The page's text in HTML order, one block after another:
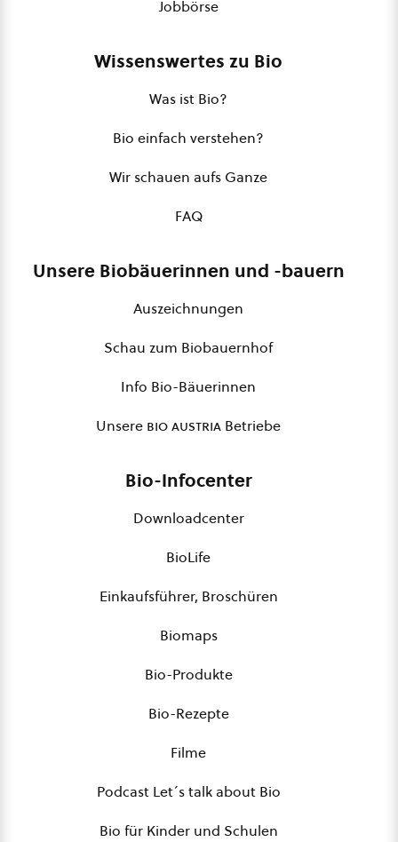
Jobbörse
Wissenswertes zu Bio
Was ist Bio?
Bio einfach verstehen?
Wir schauen aufs Ganze
FAQ
Unsere Biobäuerinnen und -bauern
Auszeichnungen
Schau zum Biobauernhof
Info Bio-Bäuerinnen
Unsere bio austria Betriebe
Bio-Infocenter
Downloadcenter
BioLife
Einkaufsführer, Broschüren
Biomaps
Bio-Produkte
Bio-Rezepte
Filme
Podcast Let´s talk about Bio
Bio für Kinder und Schulen